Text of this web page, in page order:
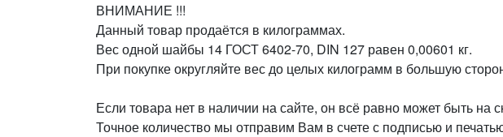
ВНИМАНИЕ !!!
Данный товар продаётся в килограммах.
Вес одной шайбы 14 ГОСТ 6402-70, DIN 127 равен 0,00601 кг.
При покупке округляйте вес до целых килограмм в большую
Если товара нет в наличии на сайте, он всё равно может быть на
Точное количество мы отправим Вам в счете с подписью и